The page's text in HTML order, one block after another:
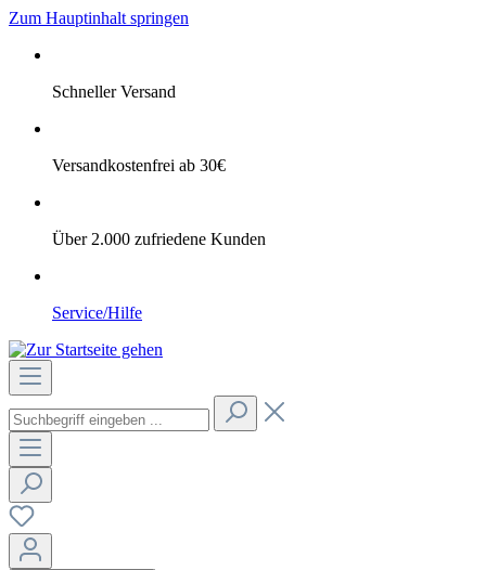
Zum Hauptinhalt springen
Schneller Versand
Versandkostenfrei ab 30€
Über 2.000 zufriedene Kunden
Service/Hilfe